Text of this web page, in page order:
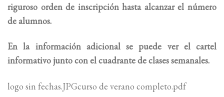
riguroso orden de inscripción hasta alcanzar el número
de alumnos.
En la información adicional se puede ver el cartel
informativo junto con el cuadrante de clases semanales.
logo sin fechas.JPGcurso de verano completo.pdf